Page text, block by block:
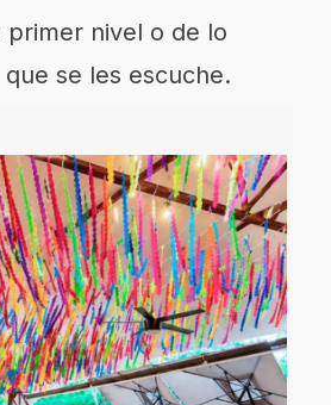
primer nivel o de lo
se les escuche.